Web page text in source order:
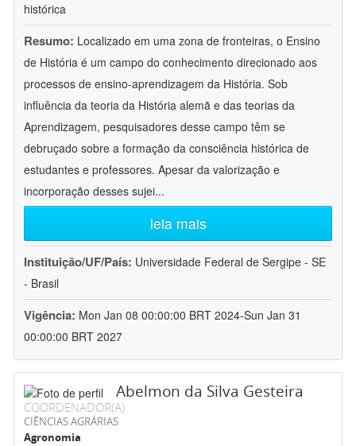
histórica
Resumo: Localizado em uma zona de fronteiras, o Ensino
de História é um campo do conhecimento direcionado aos
processos de ensino-aprendizagem da História. Sob
influência da teoria da História alemã e das teorias da
Aprendizagem, pesquisadores desse campo têm se
debruçado sobre a formação da consciência histórica de
estudantes e professores. Apesar da valorização e
incorporação desses sujei...
leia mais
Instituição/UF/País: Universidade Federal de Sergipe - SE
- Brasil
Vigência: Mon Jan 08 00:00:00 BRT 2024-Sun Jan 31
00:00:00 BRT 2027
Abelmon da Silva Gesteira
COORDENADOR(A)
CIÊNCIAS AGRÁRIAS
Agronomia